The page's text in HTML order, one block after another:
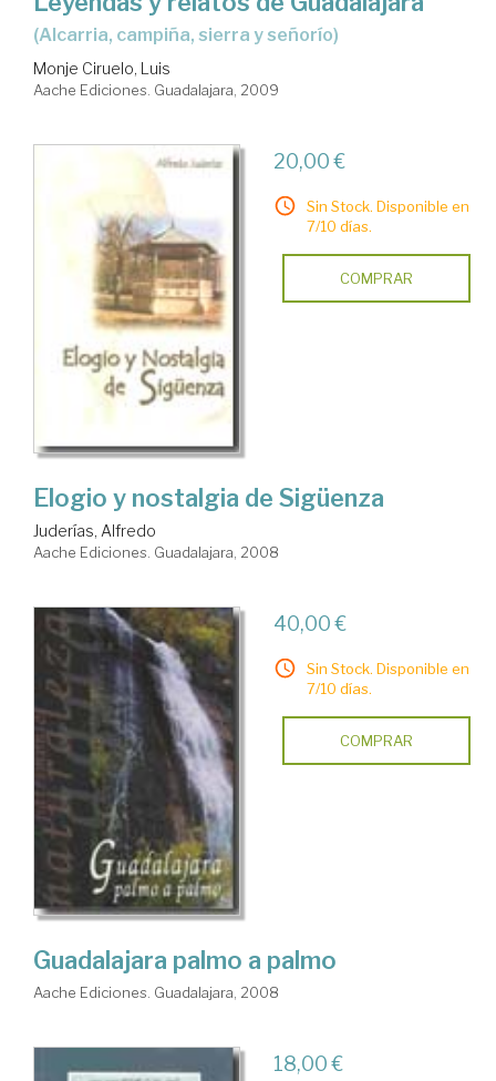
(alcarria, campiña, sierra y señorío)
Monje Ciruelo, Luis
Aache Ediciones. Guadalajara, 2009
20,00 €
Sin Stock. Disponible en
7/10 días.
COMPRAR
Elogio y nostalgia de Sigüenza
Juderías, Alfredo
Aache Ediciones. Guadalajara, 2008
40,00 €
Sin Stock. Disponible en
7/10 días.
COMPRAR
Guadalajara palmo a palmo
Aache Ediciones. Guadalajara, 2008
18,00 €